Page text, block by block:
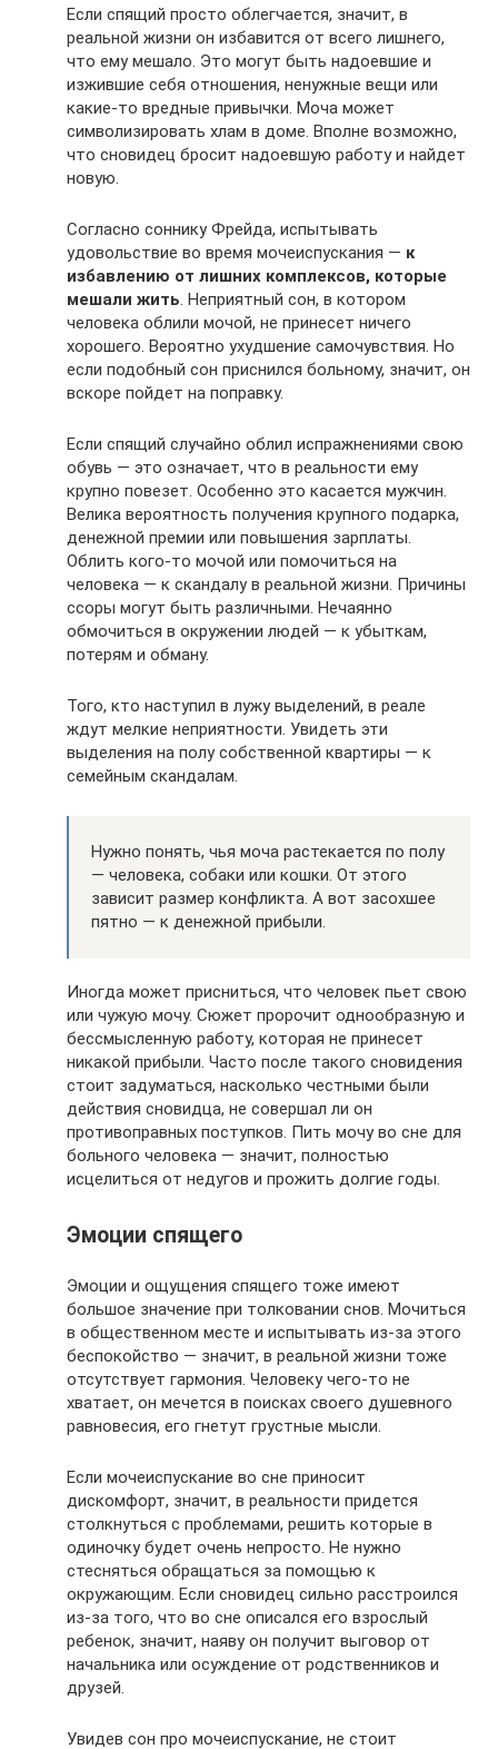
Если спящий просто облегчается, значит, в
реальной жизни он избавится от всего лишнего,
что ему мешало. Это могут быть надоевшие и
изжившие себя отношения, ненужные вещи или
какие-то вредные привычки. Моча может
символизировать хлам в доме. Вполне возможно,
что сновидец бросит надоевшую работу и найдет
новую.
Согласно соннику Фрейда, испытывать
удовольствие во время мочеиспускания — к
избавлению от лишних комплексов, которые
мешали жить. Неприятный сон, в котором
человека облили мочой, не принесет ничего
хорошего. Вероятно ухудшение самочувствия. Но
если подобный сон приснился больному, значит, он
вскоре пойдет на поправку.
Если спящий случайно облил испражнениями свою
обувь — это означает, что в реальности ему
крупно повезет. Особенно это касается мужчин.
Велика вероятность получения крупного подарка,
денежной премии или повышения зарплаты.
Облить кого-то мочой или помочиться на
человека — к скандалу в реальной жизни. Причины
ссоры могут быть различными. Нечаянно
обмочиться в окружении людей — к убыткам,
потерям и обману.
Того, кто наступил в лужу выделений, в реале
ждут мелкие неприятности. Увидеть эти
выделения на полу собственной квартиры — к
семейным скандалам.
Нужно понять, чья моча растекается по полу
— человека, собаки или кошки. От этого
зависит размер конфликта. А вот засохшее
пятно — к денежной прибыли.
Иногда может присниться, что человек пьет свою
или чужую мочу. Сюжет пророчит однообразную и
бессмысленную работу, которая не принесет
никакой прибыли. Часто после такого сновидения
стоит задуматься, насколько честными были
действия сновидца, не совершал ли он
противоправных поступков. Пить мочу во сне для
больного человека — значит, полностью
исцелиться от недугов и прожить долгие годы.
Эмоции спящего
Эмоции и ощущения спящего тоже имеют
большое значение при толковании снов. Мочиться
в общественном месте и испытывать из-за этого
беспокойство — значит, в реальной жизни тоже
отсутствует гармония. Человеку чего-то не
хватает, он мечется в поисках своего душевного
равновесия, его гнетут грустные мысли.
Если мочеиспускание во сне приносит
дискомфорт, значит, в реальности придется
столкнуться с проблемами, решить которые в
одиночку будет очень непросто. Не нужно
стесняться обращаться за помощью к
окружающим. Если сновидец сильно расстроился
из-за того, что во сне описался его взрослый
ребенок, значит, наяву он получит выговор от
начальника или осуждение от родственников и
друзей.
Увидев сон про мочеиспускание, не стоит